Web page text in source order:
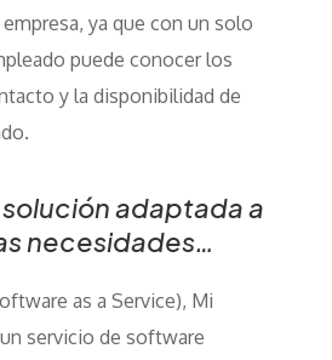
ya que con un solo
puede conocer los
y la disponibilidad de
solución adaptada a
necesidades…
as a Service), Mi
servicio de software